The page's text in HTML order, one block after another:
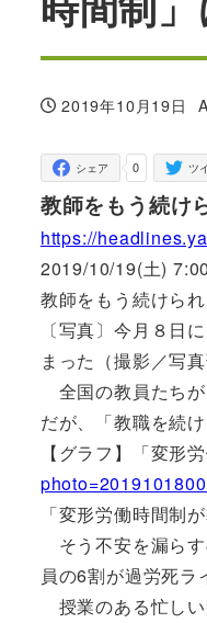
時間制
投稿日
2019年10月19日
0
シェア ツ
教師をもう続け
https://
2019/10/19(土)
教師をもう続けら
〔写真〕今月８日
まった（撮影／写
全国の教員たちが
だが、「教職を続
【グラフ】「変形
「変形労働時間制
そう不安を漏ら
員の6割が過労死ラ
授業のある忙し